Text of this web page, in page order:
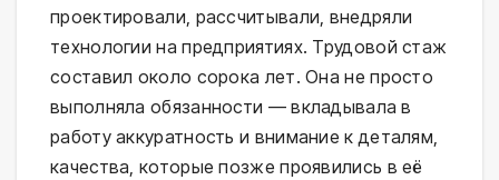
проектировали, рассчитывали, внедряли
технологии на предприятиях. Трудовой стаж
составил около сорока лет. Она не просто
выполняла обязанности — вкладывала в
работу аккуратность и внимание к деталям,
качества, которые позже проявились в её